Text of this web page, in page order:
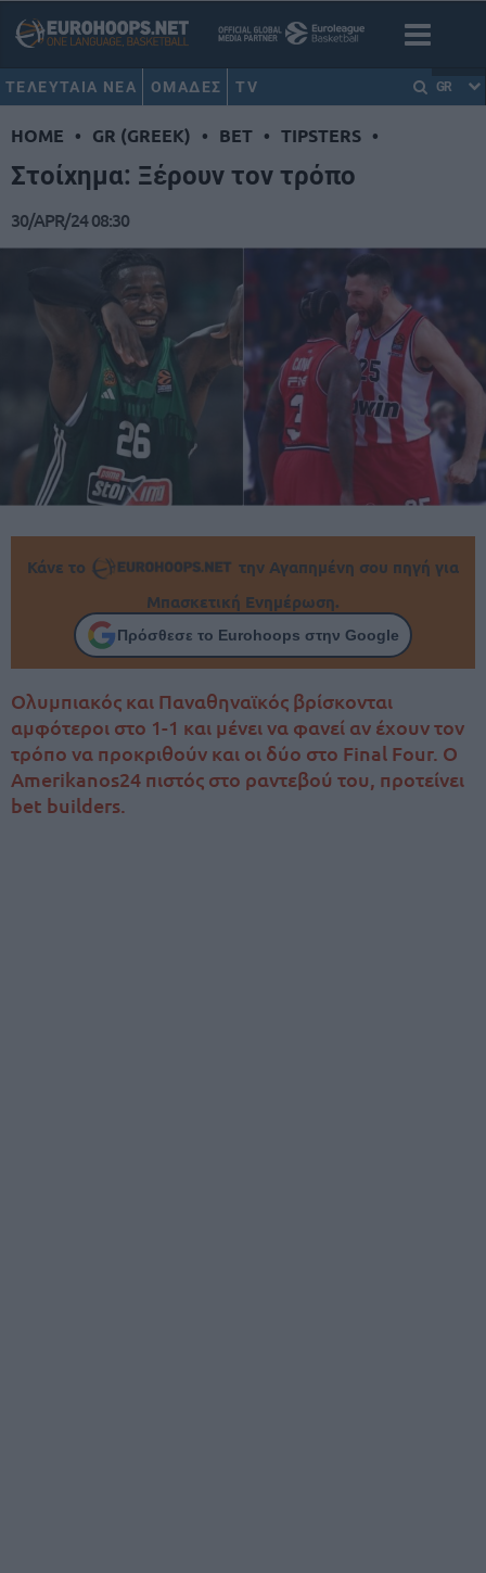
ΤΕΛΕΥΤΑΙΑ ΝΕΑ ΟΜΑΔΕΣ TV GR
HOME • GR (GREEK) • BET • TIPSTERS •
Στοίχημα: Ξέρουν τον τρόπο
30/APR/24 08:30
Κάνε το
την Αγαπημένη σου πηγή για
Μπασκετική Ενημέρωση.
Πρόσθεσε το Eurohoops στην Google
Ολυμπιακός και Παναθηναϊκός βρίσκονται
αμφότεροι στο 1-1 και μένει να φανεί αν έχουν τον
τρόπο να προκριθούν και οι δύο στο Final Four. O
Amerikanos24 πιστός στο ραντεβού του, προτείνει
bet builders.